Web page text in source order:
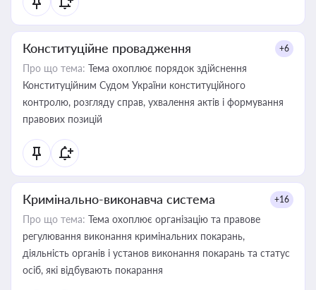
Конституційне провадження +6
Про що тема: Тема охоплює порядок здійснення
Конституційним Судом України конституційного
контролю, розгляду справ, ухвалення актів і формування
правових позицій
Кримінально-виконавча система +16
Про що тема: Тема охоплює організацію та правове
регулювання виконання кримінальних покарань,
діяльність органів і установ виконання покарань та статус
осіб, які відбувають покарання